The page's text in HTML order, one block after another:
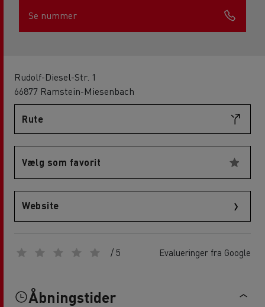
Se nummer
Rudolf-Diesel-Str. 1
66877 Ramstein-Miesenbach
Rute
Vælg som favorit
Website
/ 5 Evalueringer fra Google
Åbningstider